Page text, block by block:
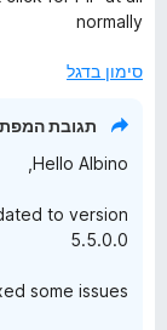
5
ת
ך
normally
סימון בדגל
תגובת
Hello Albino,
to version
5.5.0.0
some issues